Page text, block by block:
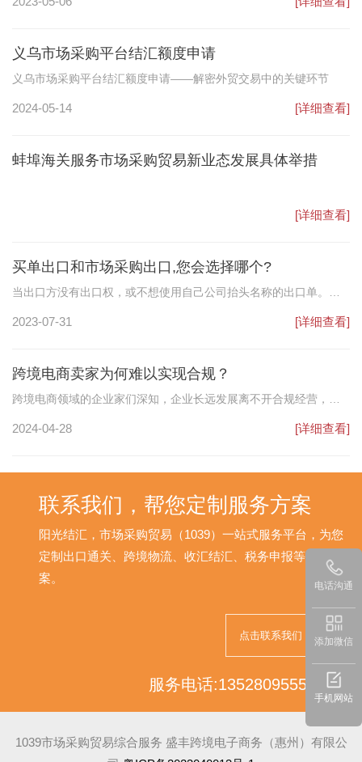
方米，专门用于宣传推介市场采购贸易政策，让更多企业了解市场
花都18家开展市场采购贸易业务的供货商及相关企业积极参展，迎
八方来客，开拓全球市场。
义乌市场采购平台结汇额度申请
义乌市场采购平台结汇额度申请——解密外贸交易中的关键环节
2024-05-14 [详细查看]
蚌埠海关服务市场采购贸易新业态发展具体举措
[详细查看]
买单出口和市场采购出口,您会选择哪个?
当出口方没有出口权，或不想使用自己公司抬头名称的出口单。但
司出口单证，（借用他人的公司名称出口，不享有退税的权利）用
2023-07-31 [详细查看]
跨境电商卖家为何难以实现合规？
跨境电商领域的企业家们深知，企业长远发展离不开合规经营，无
营过程中，完全实现合规颇具挑战，尤其是相较于国内行业，跨境
2024-04-28 [详细查看]
联系我们，帮您定制服务方案
阳光结汇，市场采购贸易（1039）一站式服务平台，为您
定制出口通关、跨境物流、收汇结汇、税务申报等解决方
案。
点击联系我们
服务电话:13528095552
1039市场采购贸易综合服务 盛丰跨境电子商务（惠州）有限公
电话沟通
添加微信
手机网站